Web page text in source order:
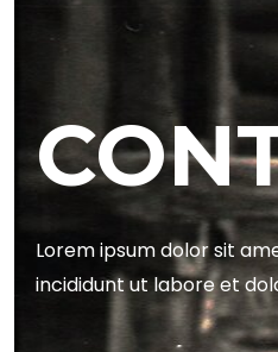
Lorem ipsum dolor sit
incididunt ut labore et